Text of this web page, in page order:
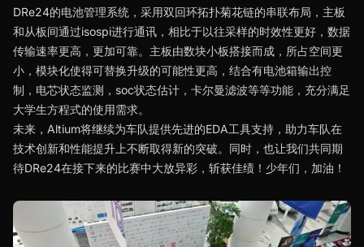
DRe24的电池管理系统，采用双回环拓扑菊花链的串联布局，主板
和从板间通过isospi进行通讯，相比于以往采样的时效性更好，数据
传输速率更高，更加可靠。主板由数块小板搭接而成，所占空间更
小，模块化使得可替换升级的可能性更高，结合有电池箱输出控
制，电芯状态监测，soc状态估计，卡尔曼滤波等等功能，充分满足
大学生方程式的使用需求。
未来，Altium将继续为车队提供先进的EDA工具支持，助力车队在
技术创新和性能提升上不断取得新的突破。同时，也让我们共同期
待DRe24在接下来的比赛中大放异彩，斩获佳绩！少年们，加油！